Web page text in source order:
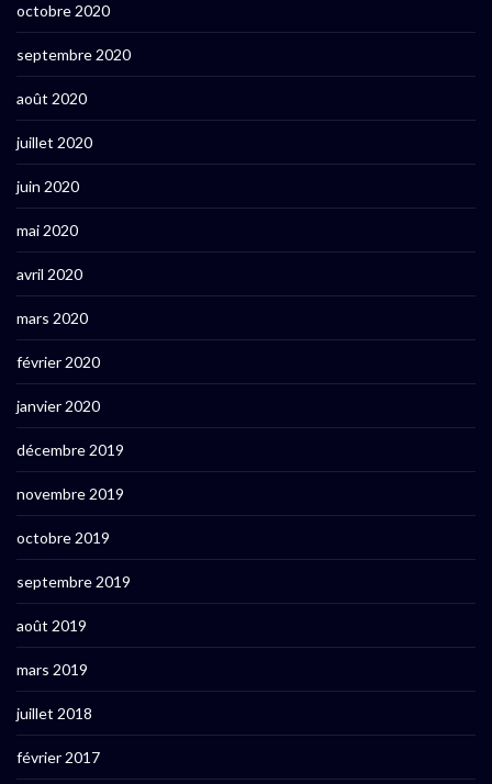
octobre 2020
septembre 2020
août 2020
juillet 2020
juin 2020
mai 2020
avril 2020
mars 2020
février 2020
janvier 2020
décembre 2019
novembre 2019
octobre 2019
septembre 2019
août 2019
mars 2019
juillet 2018
février 2017